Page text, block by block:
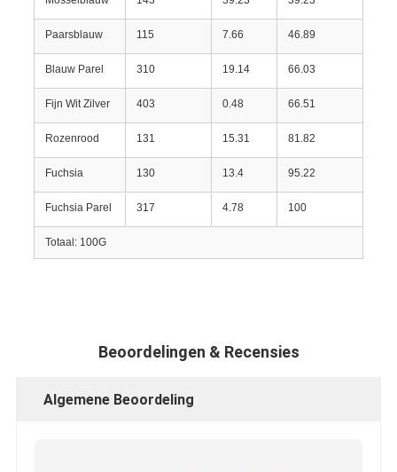
Paarsblauw 115 7.66 46.89
Blauw Parel 310 19.14 66.03
Fijn Wit Zilver 403 0.48 66.51
Rozenrood 131 15.31 81.82
Fuchsia 130 13.4 95.22
Fuchsia Parel 317 4.78 100
Totaal: 100G
Beoordelingen & Recensies
Algemene Beoordeling